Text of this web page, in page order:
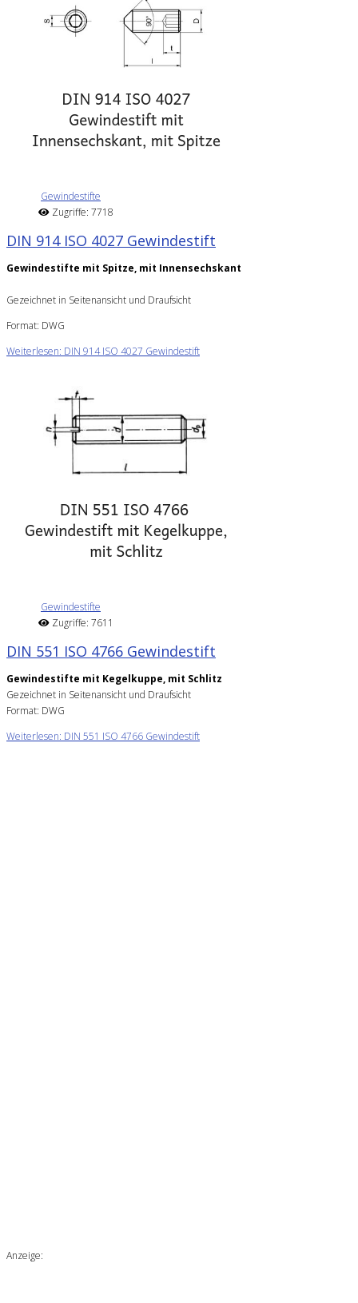
Gewindestifte
Zugriffe: 7718
DIN 914 ISO 4027 Gewindestift
Gewindestifte mit Spitze, mit Innensechskant
Gezeichnet in Seitenansicht und Draufsicht
Format: DWG
Weiterlesen: DIN 914 ISO 4027 Gewindestift
Gewindestifte
Zugriffe: 7611
DIN 551 ISO 4766 Gewindestift
Gewindestifte mit Kegelkuppe, mit Schlitz
Gezeichnet in Seitenansicht und Draufsicht
Format: DWG
Weiterlesen: DIN 551 ISO 4766 Gewindestift
Anzeige: